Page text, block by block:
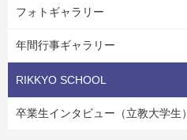
フォトギャラリー
年間行事ギャラリー
RIKKYO SCHOOL
卒業生インタビュー（立教大学生）